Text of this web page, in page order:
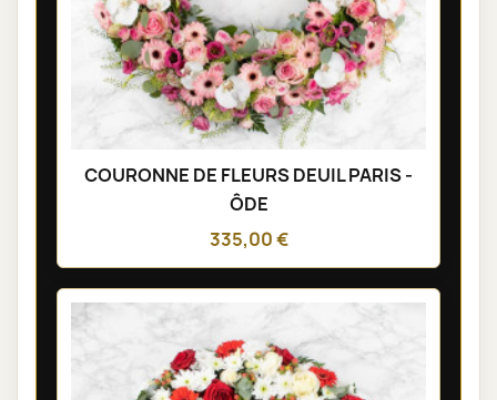
COURONNE DE FLEURS DEUIL PARIS -
ÔDE
335,00 €